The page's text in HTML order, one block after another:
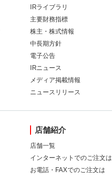
IRライブラリ
主要財務指標
株主・株式情報
中長期方針
電子公告
IRニュース
メディア掲載情報
ニュースリリース
店舗紹介
店舗一覧
インターネットでのご注文は
お電話・FAXでのご注文は